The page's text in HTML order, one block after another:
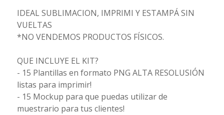
IDEAL SUBLIMACION, IMPRIMI Y ESTAMPÁ SIN
VUELTAS
*NO VENDEMOS PRODUCTOS FÍSICOS.
QUE INCLUYE EL KIT?
- 15 Plantillas en formato PNG ALTA RESOLUSIÓN
listas para imprimir!
- 15 Mockup para que puedas utilizar de
muestrario para tus clientes!